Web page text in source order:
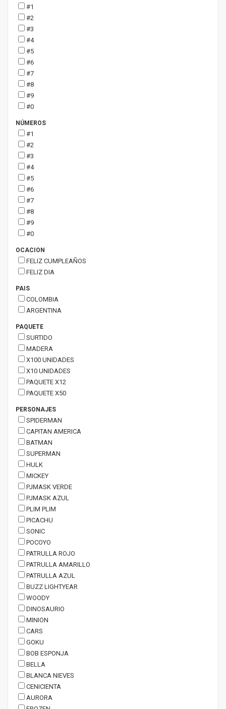
#1
#2
#3
#4
#5
#6
#7
#8
#9
#0
NÚMEROS
#1
#2
#3
#4
#5
#6
#7
#8
#9
#0
OCACION
FELIZ CUMPLEAÑOS
FELIZ DIA
PAIS
COLOMBIA
ARGENTINA
PAQUETE
SURTIDO
MADERA
X100 UNIDADES
X10 UNIDADES
PAQUETE X12
PAQUETE X50
PERSONAJES
SPIDERMAN
CAPITAN AMERICA
BATMAN
SUPERMAN
HULK
MICKEY
PJMASK VERDE
PJMASK AZUL
PLIM PLIM
PICACHU
SONIC
POCOYO
PATRULLA ROJO
PATRULLA AMARILLO
PATRULLA AZUL
BUZZ LIGHTYEAR
WOODY
DINOSAURIO
MINION
CARS
GOKU
BOB ESPONJA
BELLA
BLANCA NIEVES
CENICIENTA
AURORA